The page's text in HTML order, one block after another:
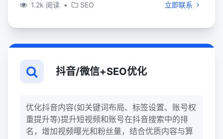
1.2k 阅读 • SEO 立即联系
抖音/微信+SEO优化
优化抖音内容(如关键词布局、标签设置、账号权
重提升等)提升短视频和账号在抖音搜索中的排
名，增加视频曝光和粉丝量，结合优质内容与算